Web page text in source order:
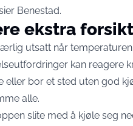
Benestad.
ekstra
utsatt når
kan reagere
eller bor et sted uten god
alle.
slite med å kjøle seg